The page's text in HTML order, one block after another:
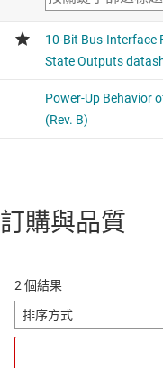
訂購與品質